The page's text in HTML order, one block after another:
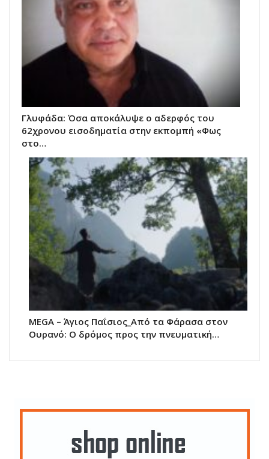
Γλυφάδα: Όσα αποκάλυψε ο αδερφός του
62χρονου εισοδηματία στην εκπομπή «Φως
στο…
MEGA – Άγιος Παΐσιος_Από τα Φάρασα στον
Ουρανό: Ο δρόμος προς την πνευματική…